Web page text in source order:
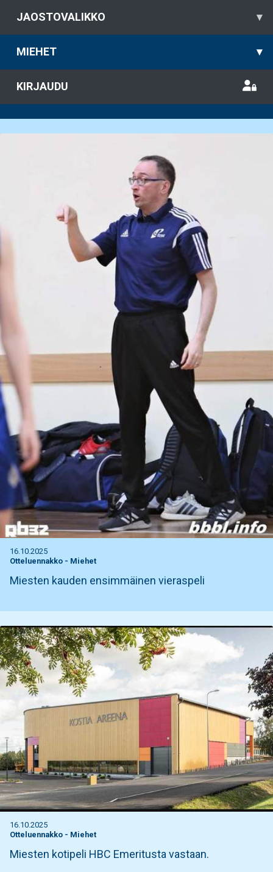
JAOSTOVALIKKO ▾
MIEHET ▾
KIRJAUDU
16.10.2025
Otteluennakko - Miehet
Miesten kauden ensimmäinen vieraspeli
16.10.2025
Otteluennakko - Miehet
Miesten kotipeli HBC Emeritusta vastaan.